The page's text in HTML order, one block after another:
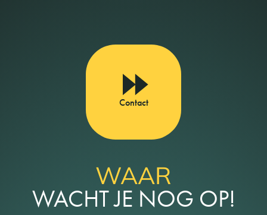
Contact
WAAR
WACHT JE NOG OP!